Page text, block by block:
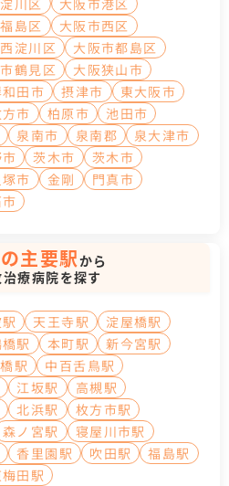
川区
大阪市港区
島区
大阪市西区
淀川区
大阪市都島区
鶴見区
大阪狭山市
和田市 摂津市
東大阪市
市 柏原市
池田市
泉南市 泉南郡
泉大津市
茨木市
茨木市
塚市 金剛
門真市
主要駅から
療病院を探す
天王寺駅
淀屋橋駅
駅 本町駅
新今宮駅
駅
中百舌鳥駅
江坂駅
高槻駅
北浜駅
枚方市駅
森ノ宮駅
寝屋川市駅
香里園駅 吹田駅
福島駅
梅田駅